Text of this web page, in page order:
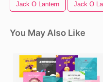
Jack O Lantern Jack O
You May Also Like